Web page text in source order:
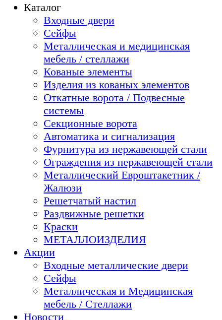
Каталог
Входные двери
Сейфы
Металлическая и медицинская
мебель / стеллажи
Кованые элементы
Изделия из кованых элементов
Откатные ворота / Подвесные
системы
Секционные ворота
Автоматика и сигнализация
Фурнитура из нержавеющей стали
Ограждения из нержавеющей стали
Металлический Евроштакетник /
Жалюзи
Решетчатый настил
Раздвижные решетки
Краски
МЕТАЛЛОИЗДЕЛИЯ
Акции
Входные металлические двери
Сейфы
Металлическая и Медицинская
мебель / Стеллажи
Новости